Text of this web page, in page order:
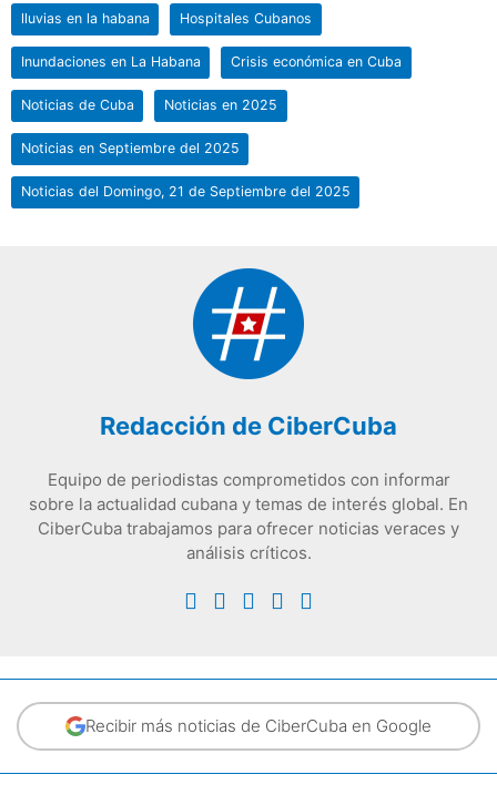
lluvias en la habana Hospitales Cubanos
Inundaciones en La Habana Crisis económica en Cuba
Noticias de Cuba Noticias en 2025
Noticias en Septiembre del 2025
Noticias del Domingo, 21 de Septiembre del 2025
Redacción de CiberCuba
Equipo de periodistas comprometidos con informar
sobre la actualidad cubana y temas de interés global. En
CiberCuba trabajamos para ofrecer noticias veraces y
análisis críticos.
Recibir más noticias de CiberCuba en Google